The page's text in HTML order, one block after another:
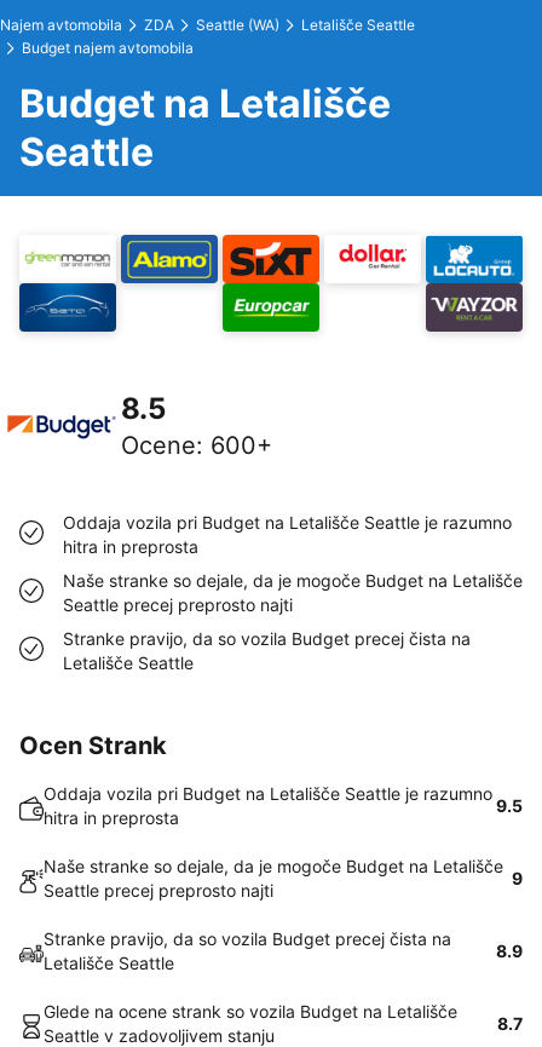
Najem avtomobila ZDA Seattle (WA)
Letališče Seattle
Budget najem avtomobila
Budget na Letališče
Seattle
8.5
Ocene: 600+
Oddaja vozila pri Budget na Letališče Seattle je razumno
hitra in preprosta
Naše stranke so dejale, da je mogoče Budget na Letališče
Seattle precej preprosto najti
Stranke pravijo, da so vozila Budget precej čista na
Letališče Seattle
Ocen Strank
Oddaja vozila pri Budget na Letališče Seattle je razumno
hitra in preprosta
9.5
Naše stranke so dejale, da je mogoče Budget na Letališče
Seattle precej preprosto najti
9
Stranke pravijo, da so vozila Budget precej čista na
Letališče Seattle
8.9
Glede na ocene strank so vozila Budget na Letališče
Seattle v zadovoljivem stanju
8.7